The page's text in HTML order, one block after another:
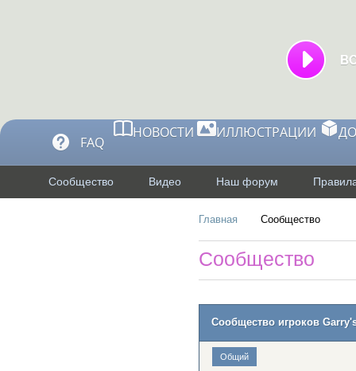
НОВОСТИ ИЛЛЮСТРАЦИИ
FAQ
Сообщество Видео Наш форум
Главная Сообщество
Сообщество